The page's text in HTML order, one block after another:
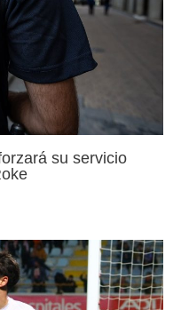
su servicio